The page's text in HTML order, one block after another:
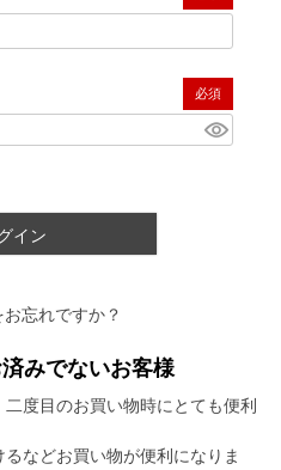
(必須)
(必須)
イン
忘れですか？
みでないお客様
度目のお買い物時にとても便利
などお買い物が便利になりま